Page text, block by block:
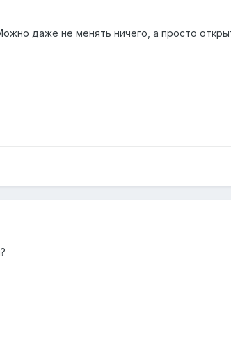
даже не менять ничего, а просто